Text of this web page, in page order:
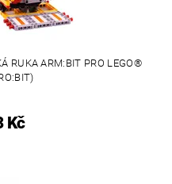
RUKA ARM:BIT PRO LEGO®
Kč